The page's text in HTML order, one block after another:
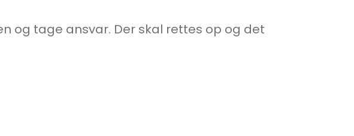
og tage ansvar. Der skal rettes op og det